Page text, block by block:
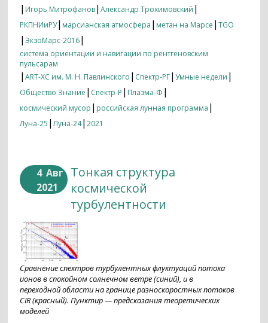
| Игорь Митрофанов|Александр Трохимовский |
РКПНИиРУ| марсианская атмосфера | метан на Марсе |TGO
|ЭкзоМарс-2016|
система ориентации и навигации по рентгеновским
пульсарам
|ART-XC им. М. Н. Павлинского | Спектр-РГ|Умные недели |
Общество Знание | Спектр-Р | Плазма-Ф |
космический мусор | российская лунная программа |
Луна-25 |Луна-24|2021
4 Авг
2021
Тонкая структура
космической
турбулентности
Сравнение спектров турбулентных флуктуаций потока
ионов в спокойном солнечном ветре (синий), и в
переходной области на границе разноскоростных потоков
CIR (красный). Пунктир — предсказания теоретических
моделей